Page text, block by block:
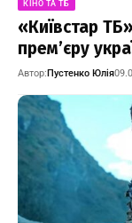
КІНО ТА ТБ
«Київстар
прем’єру
Автор:Пустенко Юлія